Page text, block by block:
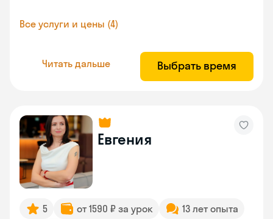
Все услуги и цены (4)
Читать дальше Выбрать время
Евгения
5 от 1590 ₽ за урок
13 лет опыта